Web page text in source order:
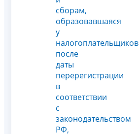
сборам,
образовавшаяся
у
налогоплательщиков
после
даты
перерегистрации
в
соответствии
с
законодательством
РФ,